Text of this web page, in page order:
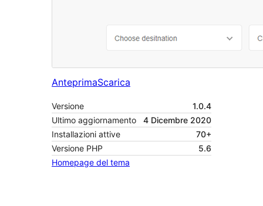
AnteprimaScarica
Versione
1.0.4
Ultimo aggiornamento
4 Dicembre 2020
Installazioni attive
70+
Versione PHP
5.6
Homepage del tema